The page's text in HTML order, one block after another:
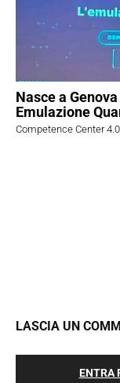
Nasce a
Emulazione
Competence Center 4.0
LASCIA UN
ENTRA